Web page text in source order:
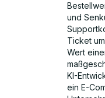
und
Ticket
Wert
KI-
ein E-